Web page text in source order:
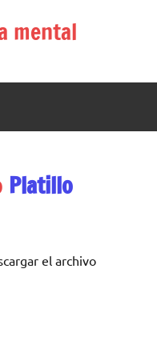
mental
Platillo
el archivo